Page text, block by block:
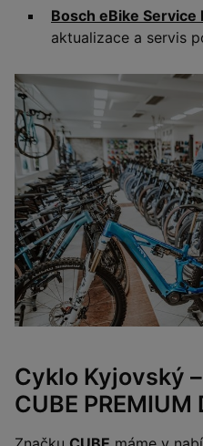
Bosch eBike Service
aktualizace a servis
Cyklo Kyjovský
CUBE PREMIUM